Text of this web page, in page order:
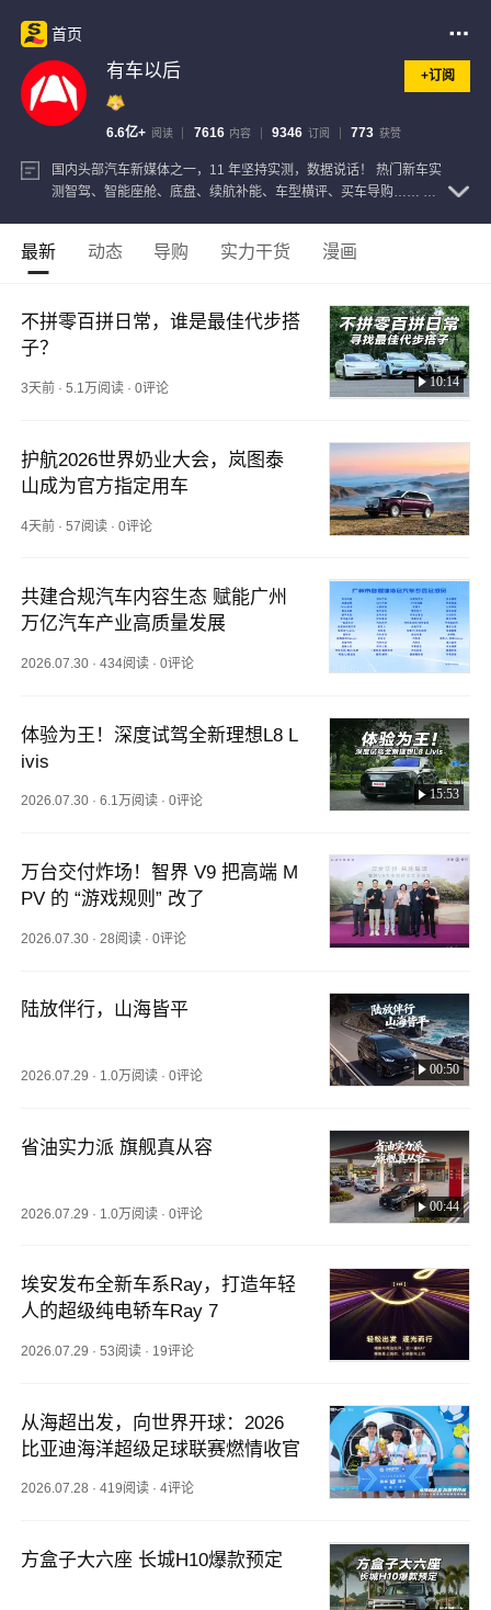
首页
有车以后 +订阅
6.6亿+ 阅读 7616 内容 9346 订阅 773 获赞
国内头部汽车新媒体之一，11 年坚持实测，数据说话！ 热门新车实
测智驾、智能座舱、底盘、续航补能、车型横评、买车导购…… 买
最新 动态 导购 实力干货 漫画
不拼零百拼日常，谁是最佳代步搭
子？
10:14
3天前 ·5.1万阅读 ·0评论
护航2026世界奶业大会，岚图泰
山成为官方指定用车
4天前 ·57阅读 ·0评论
共建合规汽车内容生态 赋能广州
万亿汽车产业高质量发展
2026.07.30 ·434阅读 ·0评论
体验为王！深度试驾全新理想L8 L
ivis
15:53
2026.07.30 ·6.1万阅读 ·0评论
万台交付炸场！智界 V9 把高端 M
PV 的 “游戏规则” 改了
2026.07.30 · 28阅读 ·0评论
陆放伴行，山海皆平
00:50
2026.07.29 · 1.0万阅读 ·0评论
省油实力派 旗舰真从容
00:44
2026.07.29 · 1.0万阅读 ·0评论
埃安发布全新车系Ray，打造年轻
人的超级纯电轿车Ray 7
2026.07.29 ·53阅读 · 19评论
从海超出发，向世界开球：2026
比亚迪海洋超级足球联赛燃情收官
2026.07.28 ·419阅读 ·4评论
方盒子大六座 长城H10爆款预定